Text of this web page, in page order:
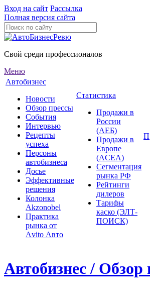
Вход на сайт Рассылка
Полная версия сайта
Свой среди профессионалов
Меню
Автобизнес
Новости
Обзор прессы
События
Интервью
Рецепты
успеха
Персоны
автобизнеса
Досье
Эффективные
решения
Колонка
Akzonobel
Практика
рынка от
Аvito Авто
Статистика
Продажи в
России
(АЕБ)
Продажи в
Европе
(ACEA)
Сегментация
рынка РФ
Рейтинги
дилеров
Тарифы
каско (ЭЛТ-
ПОИСК)
Автобизнес / Обзор